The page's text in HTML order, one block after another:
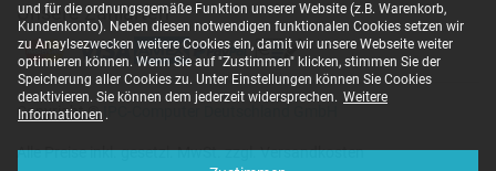
und für die ordnungsgemäße Funktion unserer Website (z.B. Warenkorb,
Kundenkonto). Neben diesen notwendigen funktionalen Cookies setzen wir
zu Anaylsezwecken weitere Cookies ein, damit wir unsere Webseite weiter
optimieren können. Wenn Sie auf "Zustimmen" klicken, stimmen Sie der
Speicherung aller Cookies zu. Unter Einstellungen können Sie Cookies
deaktivieren. Sie können dem jederzeit widersprechen. Weitere
Informationen .
Unsere Zahlarten
Copyright ©
Alle Preise inkl. gesetzl. MwSt. zzgl. Versandkosten